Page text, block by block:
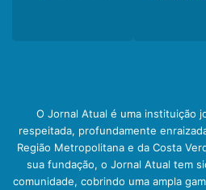
O Jornal Atual é uma instituição
respeitada, profundamente
Região Metropolitana e da Costa
sua fundação, o Jornal Atual tem
comunidade, cobrindo uma ampla